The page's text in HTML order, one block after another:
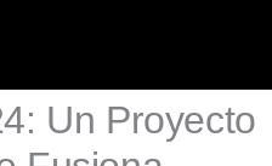
Un Proyecto